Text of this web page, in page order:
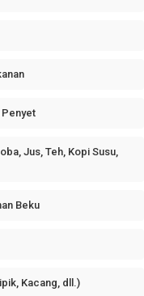
Jus, Teh, Kopi Susu,
Beku
Kacang, dll.)